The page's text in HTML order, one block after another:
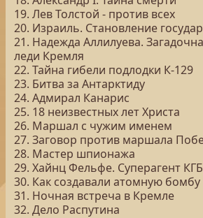
19. Лев Толстой - против всех
20. Израиль. Становление
21. Надежда Аллилуева.
леди Кремля
22. Тайна гибели подлодки К-129
23. Битва за Антарктиду
24. Адмирал Канарис
25. 18 неизвестных лет Христа
26. Маршал с чужим именем
27. Заговор против маршала
28. Мастер шпионажа
29. Хайнц Фельфе. Суперагент КГБ
30. Как создавали атомную бомбу
31. Ночная встреча в Кремле
32. Дело Распутина